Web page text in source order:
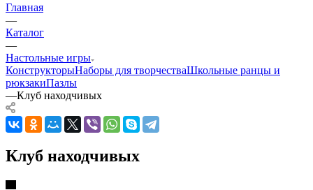
Главная
—
Каталог
—
Настольные игры
КонструкторыНаборы для творчестваШкольные ранцы и
рюкзакиПазлы
—Клуб находчивых
Клуб находчивых